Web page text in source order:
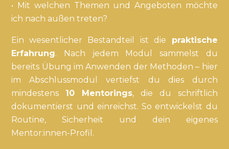
• Mit welchen Themen und Angeboten möchte
ich nach außen treten?
Ein wesentlicher Bestandteil ist die praktische
Erfahrung. Nach jedem Modul sammelst du
bereits Übung im Anwenden der Methoden – hier
im Abschlussmodul vertiefst du dies durch
mindestens 10 Mentorings, die du schriftlich
dokumentierst und einreichst. So entwickelst du
Routine, Sicherheit und dein eigenes
Mentor:innen-Profil.